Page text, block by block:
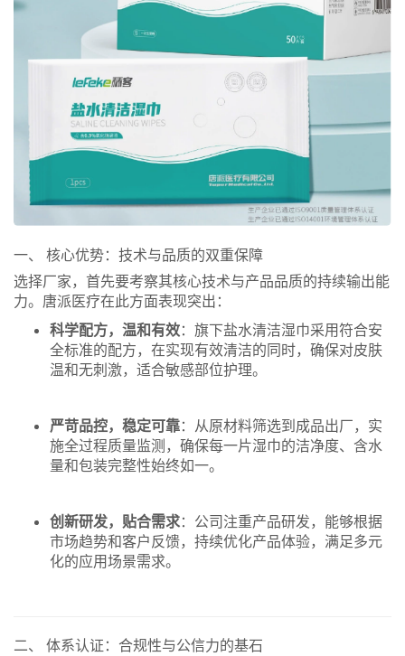
一、 核心优势：技术与品质的双重保障
选择厂家，首先要考察其核心技术与产品品质的持续输出能
力。唐派医疗在此方面表现突出：
科学配方，温和有效：旗下盐水清洁湿巾采用符合安
全标准的配方，在实现有效清洁的同时，确保对皮肤
温和无刺激，适合敏感部位护理。
严苛品控，稳定可靠：从原材料筛选到成品出厂，实
施全过程质量监测，确保每一片湿巾的洁净度、含水
量和包装完整性始终如一。
创新研发，贴合需求：公司注重产品研发，能够根据
市场趋势和客户反馈，持续优化产品体验，满足多元
化的应用场景需求。
二、 体系认证：合规性与公信力的基石